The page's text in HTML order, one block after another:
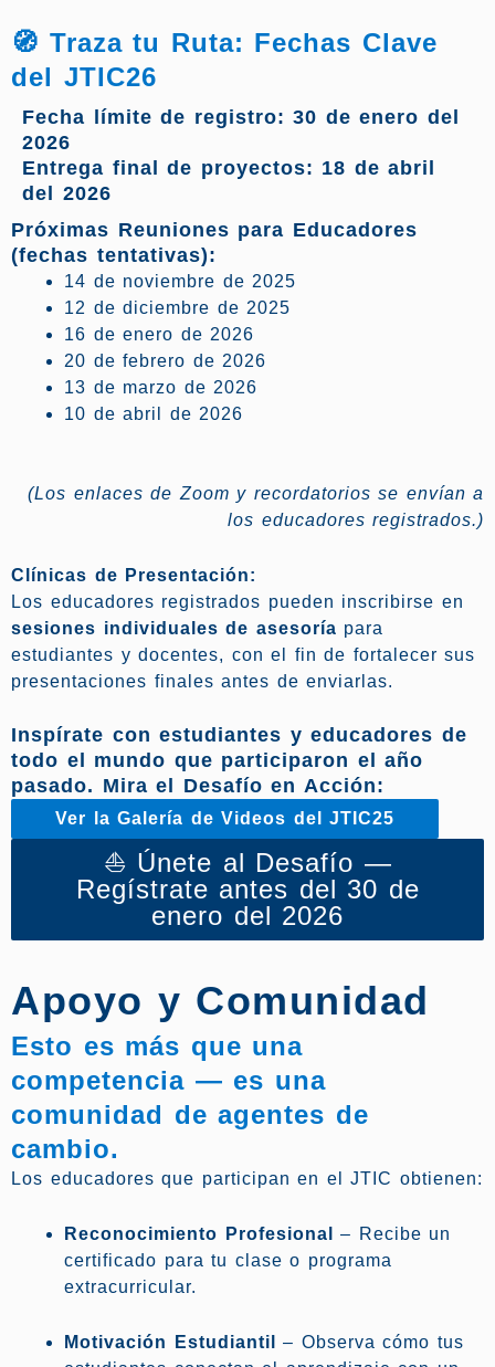
🧭 Traza tu Ruta: Fechas Clave
del JTIC26
Fecha límite de registro: 30 de enero del
2026
Entrega final de proyectos: 18 de abril
del 2026
Próximas Reuniones para Educadores
(fechas tentativas):
14 de noviembre de 2025
12 de diciembre de 2025
16 de enero de 2026
20 de febrero de 2026
13 de marzo de 2026
10 de abril de 2026
(Los enlaces de Zoom y recordatorios se envían a
los educadores registrados.)
Clínicas de Presentación:
Los educadores registrados pueden inscribirse en
sesiones individuales de asesoría para
estudiantes y docentes, con el fin de fortalecer sus
presentaciones finales antes de enviarlas.
Inspírate con estudiantes y educadores de
todo el mundo que participaron el año
pasado. Mira el Desafío en Acción:
Ver la Galería de Videos del JTIC25
⛵ Únete al Desafío —
Regístrate antes del 30 de
enero del 2026
Apoyo y Comunidad
Esto es más que una
competencia — es una
comunidad de agentes de
cambio.
Los educadores que participan en el JTIC obtienen:
Reconocimiento Profesional
– Recibe un
certificado para tu clase o programa
extracurricular.
Motivación Estudiantil
– Observa cómo tus